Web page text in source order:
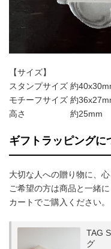
【サイズ】
スタンプサイズ 約
モチーフサイズ 約
高さ 約25mm
ギフトラッピングに
大切な人への贈り物に、
ご希望の方は商品と一緒
カートでご購入ください。
TAG
グ